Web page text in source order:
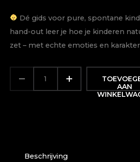
Dé gids voor pure, spontane
hand-out leer je hoe je kinderen
zet – met echte emoties en
KIDS
FOTOGRAFIE
OUT
AAN
Beschrijving